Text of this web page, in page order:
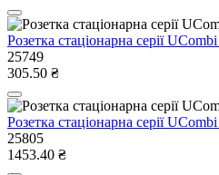
Розетка стаціонарна серії
25749
305.50 ₴
Розетка стаціонарна серії
25805
1453.40 ₴